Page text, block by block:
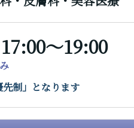
～19:00
制」となります